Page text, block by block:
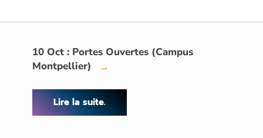
10 Oct : Portes Ouvertes (Campus
Montpellier)
→
Lire la suite.